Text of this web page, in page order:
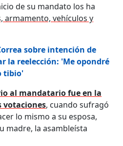
de su mandato los ha
armamento, vehículos y
sobre intención de
la reelección: 'Me opondré
tibio'
al mandatario fue en la
votaciones, cuando sufragó
lo mismo a su esposa,
madre, la asambleísta